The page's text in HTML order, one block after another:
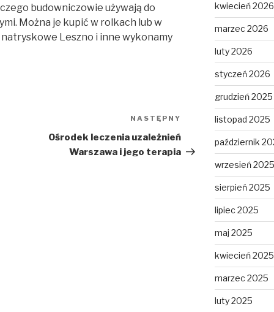
budowniczowie używają do
Można je kupić w rolkach lub w
Leszno i inne wykonamy
Następny
NASTĘPNY
Ośrodek leczenia uzależnień
Warszawa i jego terapia
kwiecień 2026
marzec 2026
luty 2026
styczeń 2026
grudzień 2025
listopad 2025
październik
wrzesień 2025
sierpień 2025
lipiec 2025
maj 2025
kwiecień 2025
marzec 2025
luty 2025